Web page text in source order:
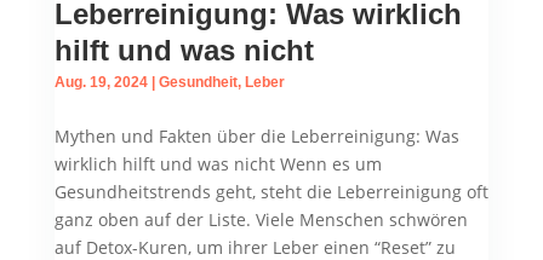
Leberreinigung: Was wirklich
hilft und was nicht
Aug. 19, 2024| Gesundheit, Leber
Mythen und Fakten über die Leberreinigung: Was
wirklich hilft und was nicht Wenn es um
Gesundheitstrends geht, steht die Leberreinigung oft
ganz oben auf der Liste. Viele Menschen schwören
auf Detox-Kuren, um ihrer Leber einen “Reset” zu